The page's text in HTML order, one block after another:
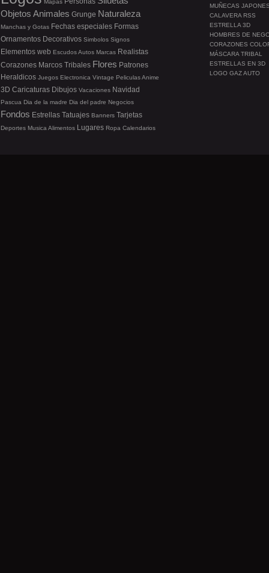
MUÑECAS
CALAVERA RSS
ESTRELLA 3D
HOMBRES DE
CORAZONES
MÁSCARA TRIBAL
ESTRELLAS EN 3D
LOGO GAZ AUTO
Mapas
Objetos Animales Grunge Naturaleza
Manchas y Gotas Fechas especiales Formas
Ornamentos Decorativos Simbolos Signos
Elementos web EscudosAutos Marcas Realistas
Corazones Marcos Tribales Flores Patrones
Heraldicos Juegos Electronica Vintage PeliculasAnime
3D Caricaturas Dibujos Vacaciones Navidad
Pascua Dia de la madre Dia del padre Negocios
Fondos Estrellas Tatuajes Banners Tarjetas
Deportes Musica Alimentos Lugares Ropa Calendarios